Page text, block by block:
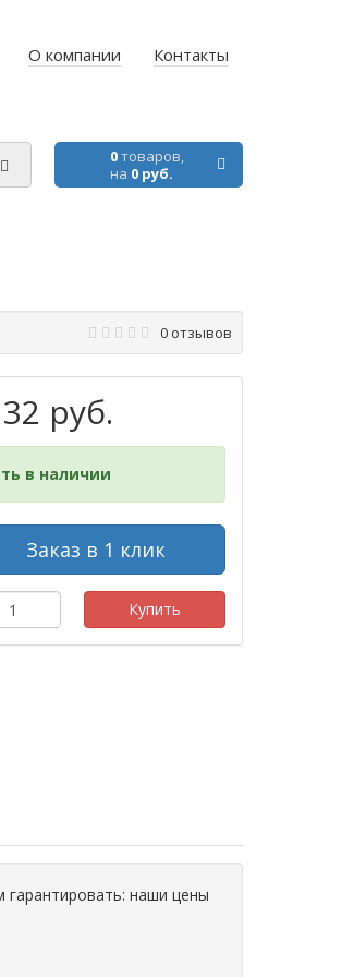
О компании Контакты
0товаров,
на 0 руб.
0 отзывов
руб.
в наличии
Заказ в 1 клик
Купить
наши цены